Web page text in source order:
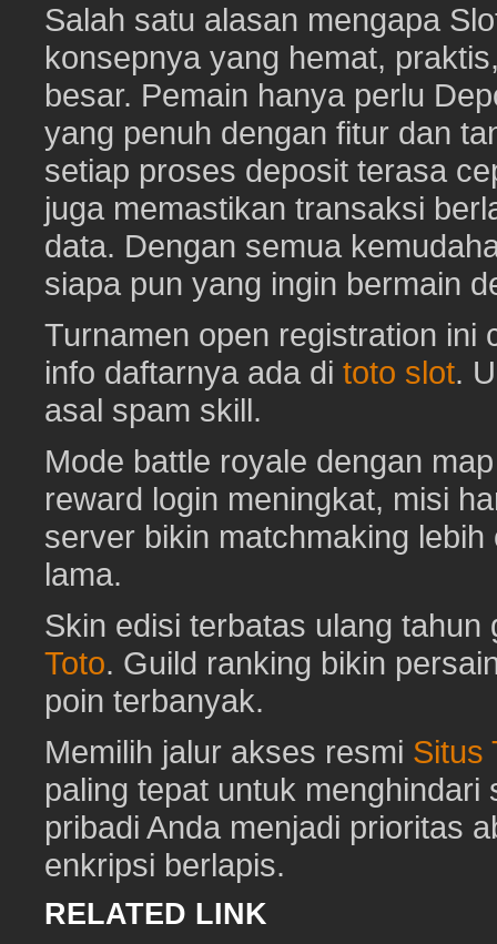
Salah satu alasan mengapa
konsepnya yang hemat,
besar. Pemain hanya perlu
yang penuh dengan fitur dan
setiap proses deposit terasa
juga memastikan transaksi
data. Dengan semua
siapa pun yang ingin bermain
Turnamen open registration ini
info daftarnya ada di toto slot.
asal spam skill.
Mode battle royale dengan
reward login meningkat, misi
server bikin matchmaking
lama.
Skin edisi terbatas ulang
Toto. Guild ranking bikin
poin terbanyak.
Memilih jalur akses resmi Situs
paling tepat untuk
pribadi Anda menjadi prioritas
enkripsi berlapis.
RELATED LINK